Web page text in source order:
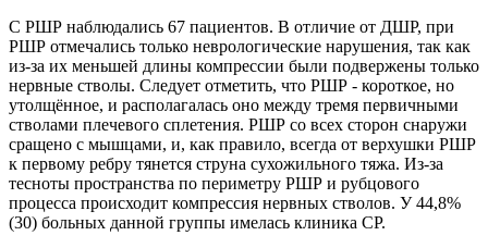
С РШР наблюдались 67 пациентов. В отличие от ДШР, при
РШР отмечались только неврологические нарушения, так как
из-за их меньшей длины компрессии были подвержены только
нервные стволы. Следует отметить, что РШР - короткое, но
утолщённое, и располагалась оно между тремя первичными
стволами плечевого сплетения. РШР со всех сторон снаружи
сращено с мышцами, и, как правило, всегда от верхушки РШР
к первому ребру тянется струна сухожильного тяжа. Из-за
тесноты пространства по периметру РШР и рубцового
процесса происходит компрессия нервных стволов. У 44,8%
(30) больных данной группы имелась клиника СР.